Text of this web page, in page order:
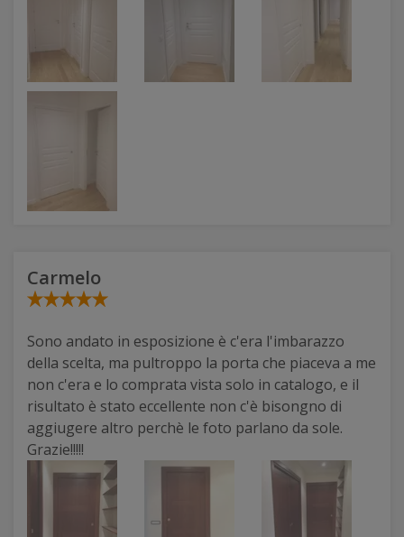
Carmelo
Sono andato in esposizione è c'era l'imbarazzo
della scelta, ma pultroppo la porta che piaceva a me
non c'era e lo comprata vista solo in catalogo, e il
risultato è stato eccellente non c'è bisongno di
aggiugere altro perchè le foto parlano da sole.
Grazie!!!!!